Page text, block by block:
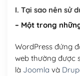
Hosting 5GB
Hosting 8GB
I. Tại sao nên sử
– Một trong
WordPress đứng
web thường được
là Joomla và